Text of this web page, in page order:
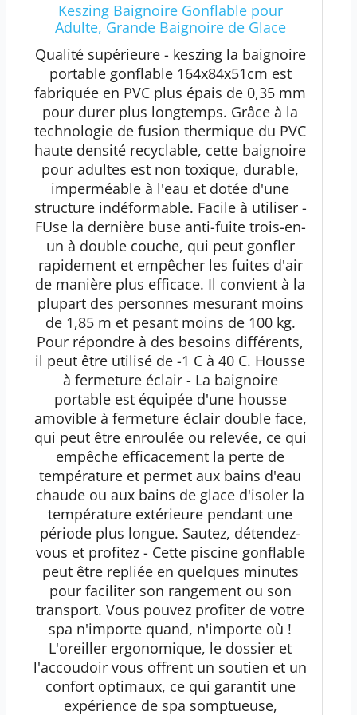
Keszing Baignoire Gonflable pour
Adulte, Grande Baignoire de Glace
Portable pour la Famille, la Maison, Le
Spa avec Housse à Fermeture éclair,
conçue avec appuie-tête, Porte-gobelet
(Pompe à air)
Qualité supérieure - keszing la baignoire
portable gonflable 164x84x51cm est
fabriquée en PVC plus épais de 0,35 mm
pour durer plus longtemps. Grâce à la
technologie de fusion thermique du PVC
haute densité recyclable, cette baignoire
pour adultes est non toxique, durable,
imperméable à l'eau et dotée d'une
structure indéformable. Facile à utiliser -
FUse la dernière buse anti-fuite trois-en-
un à double couche, qui peut gonfler
rapidement et empêcher les fuites d'air
de manière plus efficace. Il convient à la
plupart des personnes mesurant moins
de 1,85 m et pesant moins de 100 kg.
Pour répondre à des besoins différents,
il peut être utilisé de -1 C à 40 C. Housse
à fermeture éclair - La baignoire
portable est équipée d'une housse
amovible à fermeture éclair double face,
qui peut être enroulée ou relevée, ce qui
empêche efficacement la perte de
température et permet aux bains d'eau
chaude ou aux bains de glace d'isoler la
température extérieure pendant une
période plus longue. Sautez, détendez-
vous et profitez - Cette piscine gonflable
peut être repliée en quelques minutes
pour faciliter son rangement ou son
transport. Vous pouvez profiter de votre
spa n'importe quand, n'importe où !
L'oreiller ergonomique, le dossier et
l'accoudoir vous offrent un soutien et un
confort optimaux, ce qui garantit une
expérience de spa somptueuse,